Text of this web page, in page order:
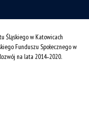
Śląskiego w Katowicach
Funduszu Społecznego w
na lata 2014˗2020.